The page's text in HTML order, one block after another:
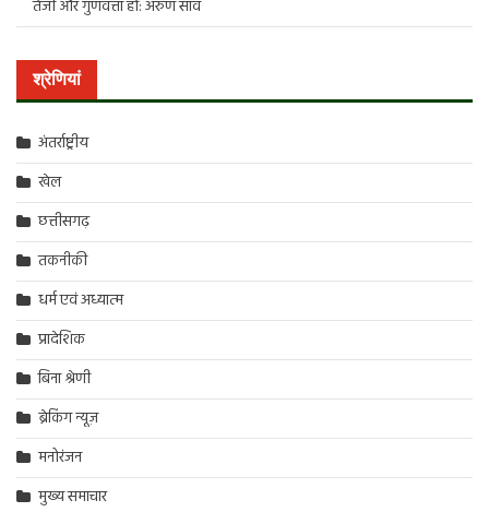
तेजी और गुणवत्ता हो: अरुण साव
श्रेणियां
अंतर्राष्ट्रीय
खेल
छत्तीसगढ़
तकनीकी
धर्म एवं अध्यात्म
प्रादेशिक
बिना श्रेणी
ब्रेकिंग न्यूज़
मनोरंजन
मुख्य समाचार